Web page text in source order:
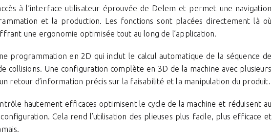
à l’interface utilisateur éprouvée de Delem et permet une navigation
et la production. Les fonctions sont placées directement là où
une ergonomie optimisée tout au long de l’application.
programmation en 2D qui inclut le calcul automatique de la séquence de
collisions. Une configuration complète en 3D de la machine avec plusieurs
retour d’information précis sur la faisabilité et la manipulation du produit.
hautement efficaces optimisent le cycle de la machine et réduisent au
Cela rend l’utilisation des plieuses plus facile, plus efficace et